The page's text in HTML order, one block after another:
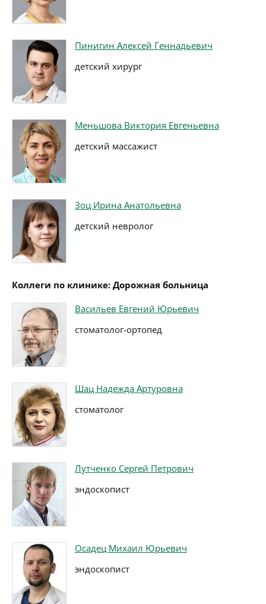
Пинигин Алексей Геннадьевич
детский хирург
Меньшова Виктория Евгеньевна
детский массажист
Зоц Ирина Анатольевна
детский невролог
Коллеги по клинике: Дорожная больница
Васильев Евгений Юрьевич
стоматолог-ортопед
Шац Надежда Артуровна
стоматолог
Лутченко Сергей Петрович
эндоскопист
Осадец Михаил Юрьевич
эндоскопист